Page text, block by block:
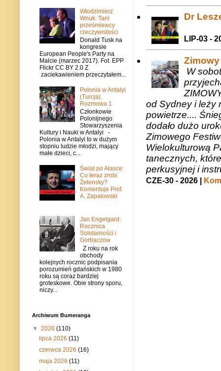
Dr
LIP-03 -
W
od Sydney i leży
powietrze....
dodało dużo
Zimowego
Wielokulturową
tanecznych,
perkusyjnej i
CZE-30 - 2026 |
Włodzimierz
Wnuk: Tani
prześmiewcy
rzeczywistości
Donald Tusk na
kongresie
European People's Party na
Malcie (marzec 2017). Fot. EPP
Flickr CC BY 2.0 Z
zaciekawieniem przeczytałem...
Polonia w Antalyi
(Turcja).
Rozmowa 1
Członkowie
Polonijnego
Stowarzyszenia
Kultury i Nauki w Antalyi -
Polonia w Antalyi to w dużym
stopniu ludzie młodzi, mający
małe dzieci, c...
Świat po Alasce:
Co teraz zrobi
Żełensky?
Komentuje Prof.
A. Zapałowski
Jan Engelgard:
Rocznica
Solidarności i
Gorbaczow
Z roku na rok
obchody
kolejnych rocznic podpisania
porozumień gdańskich w 1980
roku są coraz bardziej
groteskowe. Obie strony sporu,
niczy...
Archiwum Bumeranga
▼ 2026 (110)
lipca 2026(11)
czerwca 2026(16)
maja 2026(11)